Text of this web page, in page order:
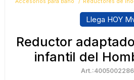
Accesorios para Baño Reductores de
Llega HOY
Reductor
infantil del